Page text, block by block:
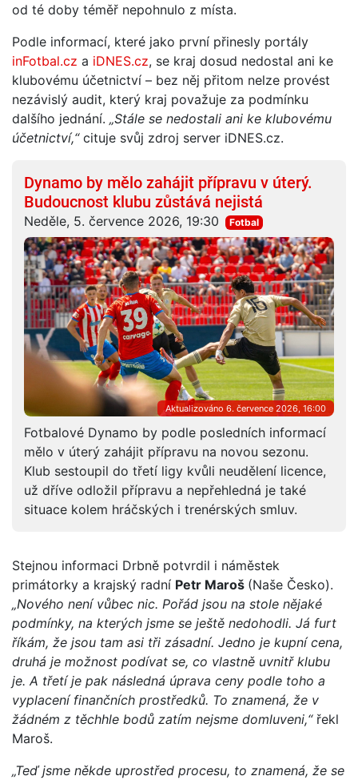
od té doby téměř nepohnulo z místa.
Podle informací, které jako první přinesly portály
inFotbal.cz a iDNES.cz, se kraj dosud nedostal ani ke
klubovému účetnictví – bez něj přitom nelze provést
nezávislý audit, který kraj považuje za podmínku
dalšího jednání. „Stále se nedostali ani ke klubovému
účetnictví,“cituje svůj zdroj server iDNES.cz.
Dynamo by mělo zahájit přípravu v úterý.
Budoucnost klubu zůstává nejistá
Neděle, 5. července 2026, 19:30 Fotbal
Aktualizováno 6. července 2026, 16:00
Fotbalové Dynamo by podle posledních informací
mělo v úterý zahájit přípravu na novou sezonu.
Klub sestoupil do třetí ligy kvůli neudělení licence,
už dříve odložil přípravu a nepřehledná je také
situace kolem hráčských i trenérských smluv.
Stejnou informaci Drbně potvrdil i náměstek
primátorky a krajský radní Petr Maroš (Naše Česko).
„Nového není vůbec nic. Pořád jsou na stole nějaké
podmínky, na kterých jsme se ještě nedohodli. Já furt
říkám, že jsou tam asi tři zásadní. Jedno je kupní cena,
druhá je možnost podívat se, co vlastně uvnitř klubu
je. A třetí je pak následná úprava ceny podle toho a
vyplacení finančních prostředků. To znamená, že v
žádném z těchhle bodů zatím nejsme domluveni,“ řekl
Maroš.
„Teď jsme někde uprostřed procesu, to znamená, že se